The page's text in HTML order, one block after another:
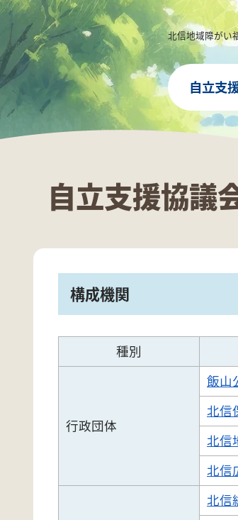
北信地域障がい
自立支
自立支援協議
構成機関
種別
行政団体
飯山
北信
北信
北信
北信